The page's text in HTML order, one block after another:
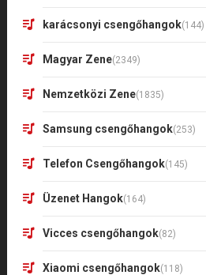
karácsonyi csengőhangok(144)
Magyar Zene(2349)
Nemzetközi Zene(1835)
Samsung csengőhangok(253)
Telefon Csengőhangok(145)
Üzenet Hangok(164)
Vicces csengőhangok(82)
Xiaomi csengőhangok(118)